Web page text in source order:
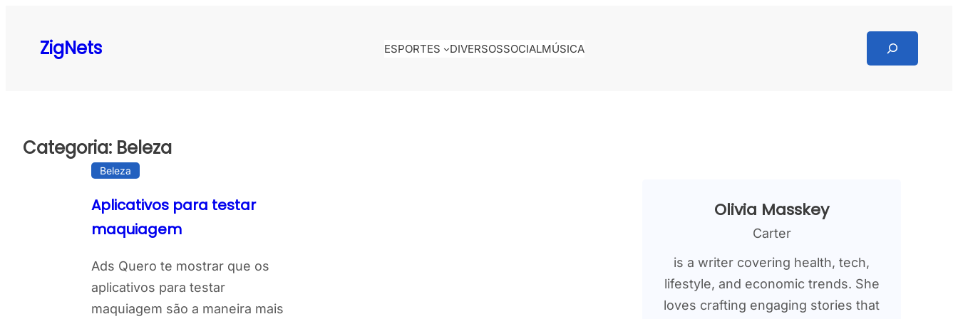
ZigNets ESPORTES DIVERSOSSOCIALMÚSICA
Search
Categoria: Beleza
Beleza
Aplicativos para testar
maquiagem
Ads Quero te mostrar que os
aplicativos para testar
maquiagem são a maneira mais
Olivia Masskey
Carter
is a writer covering health, tech,
lifestyle, and economic trends. She
loves crafting engaging stories that